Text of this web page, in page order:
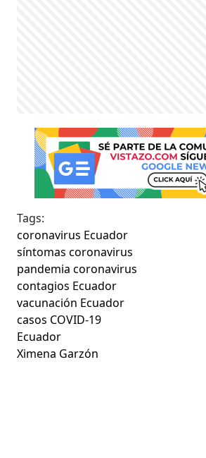
Tags:
coronavirus Ecuador
síntomas coronavirus
pandemia coronavirus
contagios Ecuador
vacunación Ecuador
casos COVID-19
Ecuador
Ximena Garzón